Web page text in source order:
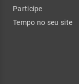
Participe
Tempo no seu site